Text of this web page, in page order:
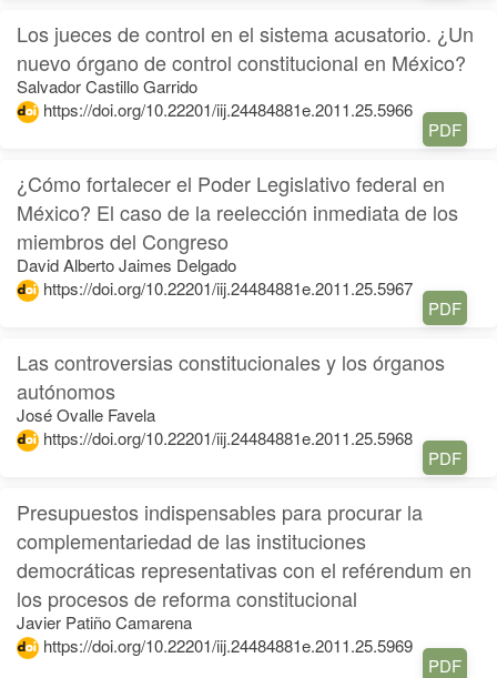
Los jueces de control en el sistema acusatorio. ¿Un
nuevo órgano de control constitucional en México?
Salvador Castillo Garrido
https://doi.org/10.22201/iij.24484881e.2011.25.5966
PDF
¿Cómo fortalecer el Poder Legislativo federal en
México? El caso de la reelección inmediata de los
miembros del Congreso
David Alberto Jaimes Delgado
https://doi.org/10.22201/iij.24484881e.2011.25.5967
PDF
Las controversias constitucionales y los órganos
autónomos
José Ovalle Favela
https://doi.org/10.22201/iij.24484881e.2011.25.5968
PDF
Presupuestos indispensables para procurar la
complementariedad de las instituciones
democráticas representativas con el reférendum en
los procesos de reforma constitucional
Javier Patiño Camarena
https://doi.org/10.22201/iij.24484881e.2011.25.5969
PDF